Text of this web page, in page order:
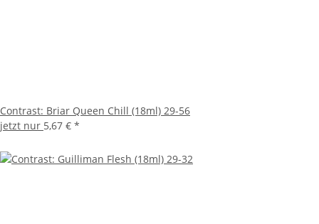
Contrast: Briar Queen Chill (18ml) 29-56
jetzt nur 5,67 € *